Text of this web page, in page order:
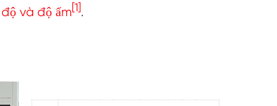
chạy bằng pin chống cháy nổ
nướng công nghiệp dùng cho pin
và độ ẩm[1].